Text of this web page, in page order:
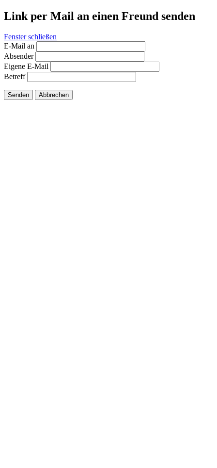
Link per Mail an einen Freund senden
Fenster schließen
E-Mail an
Absender
Eigene E-Mail
Betreff
Senden Abbrechen